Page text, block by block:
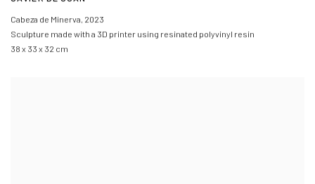
Cabeza de Minerva, 2023
Sculpture made with a 3D printer using resinated polyvinyl resin
38 x 33 x 32 cm